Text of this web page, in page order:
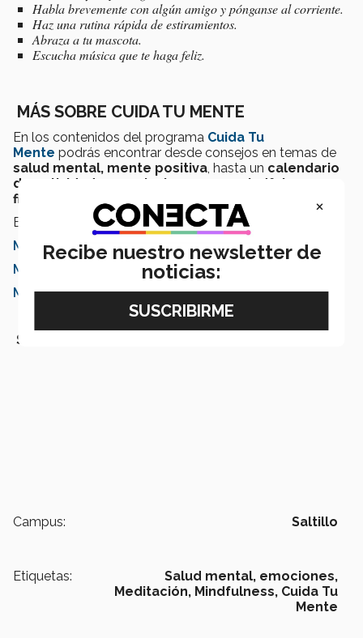
Habla brevemente con algún amigo y pónganse al corriente.
Haz una rutina rápida de estiramientos.
Abraza a tu mascota.
Escucha música que te haga feliz.
MÁS SOBRE CUIDA TU MENTE
En los contenidos del programa Cuida Tu
Mente podrás encontrar desde consejos en temas de
salud mental, mente positiva , hasta un calendario
de actividades que incluye yoga, mindfulness,
fitness, gastronomía, entre más temas.
Explora este contenido:
Mente saludable
Mente positiva
Mente conectada
SEGURAMENTE QUERRÁS LEER TAMBIÉN:
Campus: Saltillo
Etiquetas: Salud mental, emociones,
Meditación, Mindfulness, Cuida Tu
Mente
×
Recibe nuestro newsletter de
noticias: